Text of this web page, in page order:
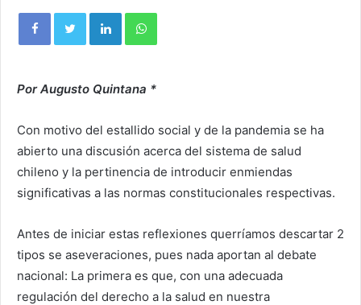
Por Augusto Quintana *
Con motivo del estallido social y de la pandemia se ha
abierto una discusión acerca del sistema de salud
chileno y la pertinencia de introducir enmiendas
significativas a las normas constitucionales respectivas.
Antes de iniciar estas reflexiones querríamos descartar 2
tipos se aseveraciones, pues nada aportan al debate
nacional: La primera es que, con una adecuada
regulación del derecho a la salud en nuestra